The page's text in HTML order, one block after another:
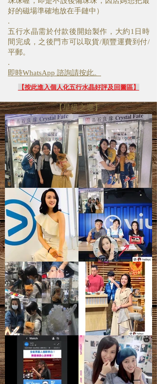
好的磁場準確地放在手鏈中）
.
五行水晶需於付款後開始製作，大約1日時
間完成，之後門市可以取貨/順豐運費到付/
平郵。
.
即時WhatsApp 諮詢請按此。
【按此進入個人化五行水晶好評及回圖區】
【星級之選】